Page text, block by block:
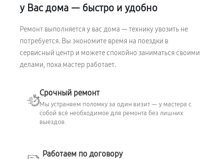
у Вас дома — быстро и удобно
Ремонт выполняется у вас дома — технику увозить не
потребуется. Вы экономите время на поездки в
сервисный центр и можете спокойно заниматься своими
делами, пока мастер работает.
Срочный ремонт
Мы устраняем поломку за один визит — у мастера с
собой всё необходимое для ремонта без лишних
выездов.
Работаем по договору